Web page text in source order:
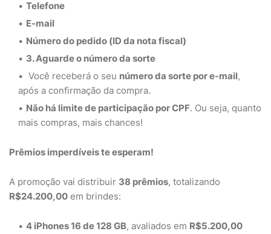
Telefone
E-mail
Número do pedido (ID da nota fiscal)
3. Aguarde o número da sorte
Você receberá o seu número da sorte por e-mail,
após a confirmação da compra.
Não há limite de participação por CPF. Ou seja, quanto
mais compras, mais chances!
Prêmios imperdíveis te esperam!
A promoção vai distribuir 38 prêmios, totalizando
R$24.200,00 em brindes:
4 iPhones 16 de 128 GB, avaliados em R$5.200,00